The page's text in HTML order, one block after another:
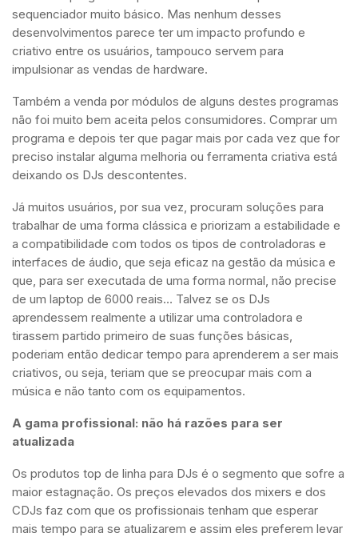
sequenciador muito básico. Mas nenhum desses
desenvolvimentos parece ter um impacto profundo e
criativo entre os usuários, tampouco servem para
impulsionar as vendas de hardware.
Também a venda por módulos de alguns destes programas
não foi muito bem aceita pelos consumidores. Comprar um
programa e depois ter que pagar mais por cada vez que for
preciso instalar alguma melhoria ou ferramenta criativa está
deixando os DJs descontentes.
Já muitos usuários, por sua vez, procuram soluções para
trabalhar de uma forma clássica e priorizam a estabilidade e
a compatibilidade com todos os tipos de controladoras e
interfaces de áudio, que seja eficaz na gestão da música e
que, para ser executada de uma forma normal, não precise
de um laptop de 6000 reais… Talvez se os DJs
aprendessem realmente a utilizar uma controladora e
tirassem partido primeiro de suas funções básicas,
poderiam então dedicar tempo para aprenderem a ser mais
criativos, ou seja, teriam que se preocupar mais com a
música e não tanto com os equipamentos.
A gama profissional: não há razões para ser
atualizada
Os produtos top de linha para DJs é o segmento que sofre a
maior estagnação. Os preços elevados dos mixers e dos
CDJs faz com que os profissionais tenham que esperar
mais tempo para se atualizarem e assim eles preferem levar